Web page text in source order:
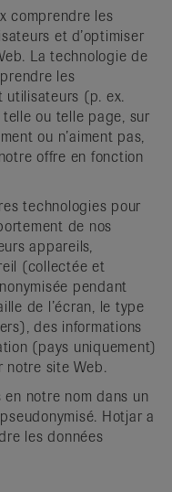
comprendre les
et d’optimiser
La technologie de
les
utilisateurs (p. ex.
ou telle page, sur
ou n’aiment pas,
offre en fonction
technologies pour
de nos
appareils,
(collectée et
pendant
de l’écran, le type
des informations
(pays uniquement)
notre site Web.
notre nom dans un
Hotjar a
les données